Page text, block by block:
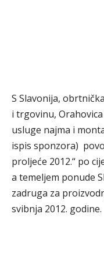
S Slavonija,
i trgovinu,
usluge najma i
ispis sponzora)
proljeće 2012.“ po
a temeljem ponude
zadruga za
svibnja 2012. godine.